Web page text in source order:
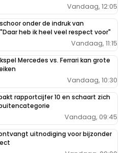
Vandaag, 12:05
onder de indruk van
heb ik heel veel respect voor"
Vandaag, 11:15
Mercedes vs. Ferrari kan grote
Vandaag, 10:30
rapportcijfer 10 en schaart zich
Vandaag, 09:45
uitnodiging voor bijzonder